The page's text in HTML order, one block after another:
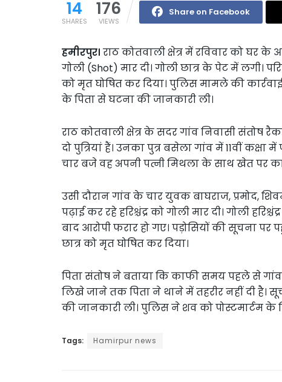
14
SHARES
176
VIEWS
Share on Facebook
हमीरपुर। राठ कोतवाली क्षेत्र में रविवार को घर
गोली (Shot) मार दी। गोली छात्र के पेट में लगी।
को मृत घोषित कर दिया। पुलिस मामले की
के पिता से घटना की जानकारी ली।
राठ कोतवाली क्षेत्र के सदर गांव निवासी संतोष
दो पुत्रियां हैं। उनका पुत्र बसेला गांव में 11वीं कक्षा
चार बजे वह अपनी पत्नी मिथला के साथ खेत पर
उसी दौरान गांव के चार युवक बाघराज,
पढ़ाई कर रहे हरिश्चंद्र को गोली मार दी। गोली
बाद आरोपी फरार हो गए। पड़ोसियों की सूचना
छात्र को मृत घोषित कर दिया।
पिता संतोष ने बताया कि काफी समय पहले से
लिखे जाने तक पिता ने थाने में तहरीर नहीं दी
की जानकारी ली। पुलिस ने शव को पोस्टमार्टम
Tags: Hamirpur news